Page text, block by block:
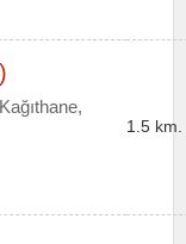
1.5 km.